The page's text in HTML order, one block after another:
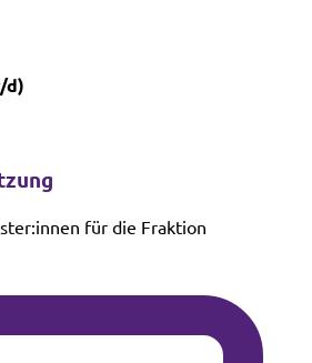
d)
für die Fraktion